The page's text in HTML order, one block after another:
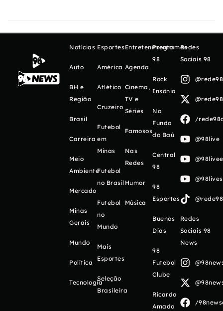
Notícias
Auto
BH e
Região
Brasil
Carreira
Meio
Ambiente
Mercado
Minas
Gerais
Mundo
Política
Tecnologia
Esportes
América
Atlético
Cruzeiro
Futebol
em
Minas
Futebol
no Brasil
Futebol
no
Mundo
Mais
Esportes
Seleção
Brasileira
Entretenimento
Agenda
Cinema,
TV e
Séries
Famosos
Nas
Redes
Humor
Música
Programas
98
Rock
Insônia
No
Fundo
do Baú
Central
98
98
Esportes
Buenos
Días
98
Futebol
Clube
Ricardo
Amado
Redes
Sociais 98
/
@98live
Redes
Sociais 98
News
/